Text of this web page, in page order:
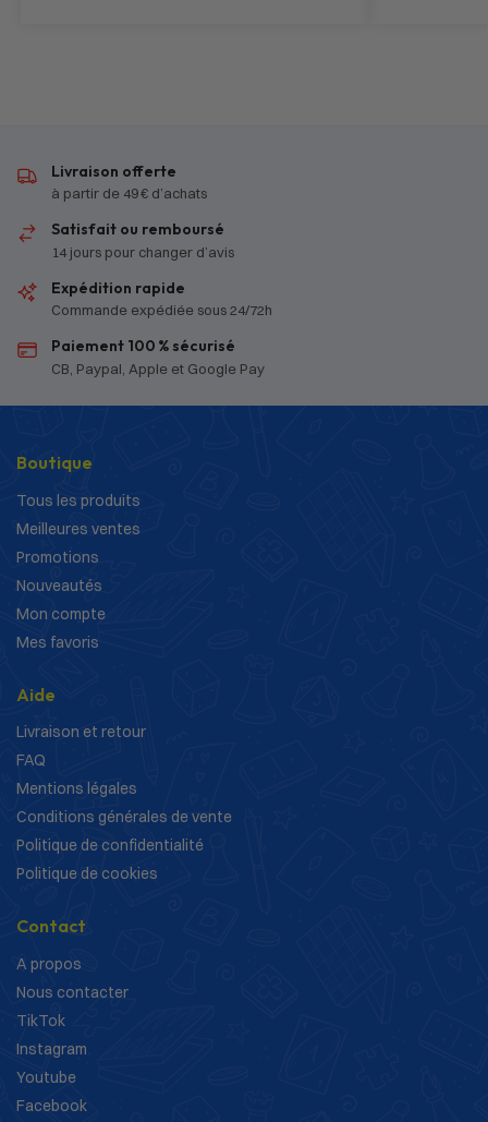
Livraison offerte
à partir de 49 € d’achats
Satisfait ou remboursé
14 jours pour changer d’avis
Expédition rapide
Commande expédiée sous 24/72h
Paiement 100 % sécurisé
CB, Paypal, Apple et Google Pay
Boutique
Tous les produits
Meilleures ventes
Promotions
Nouveautés
Mon compte
Mes favoris
Aide
Livraison et retour
FAQ
Mentions légales
Conditions générales de vente
Politique de confidentialité
Politique de cookies
Contact
A propos
Nous contacter
TikTok
Instagram
Youtube
Facebook